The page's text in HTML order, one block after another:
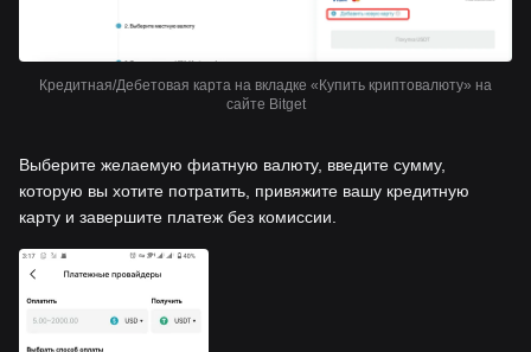
Кредитная/Дебетовая карта на вкладке «Купить криптовалюту» на
сайте Bitget
Выберите желаемую фиатную валюту, введите сумму,
которую вы хотите потратить, привяжите вашу кредитную
карту и завершите платеж без комиссии.